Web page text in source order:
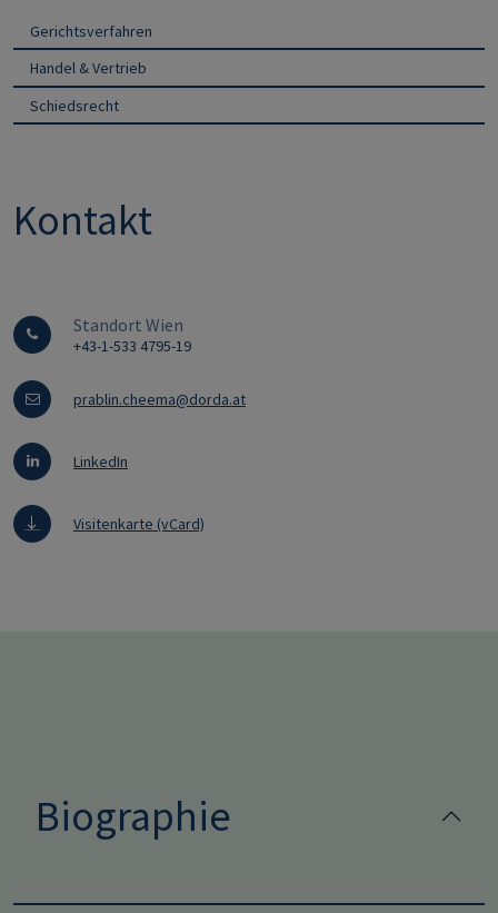
Gerichtsverfahren
Handel & Vertrieb
Schiedsrecht
Kontakt
Standort Wien
+43-1-533 4795-19
prablin.cheema@dorda.at
LinkedIn
Visitenkarte (vCard)
Biographie